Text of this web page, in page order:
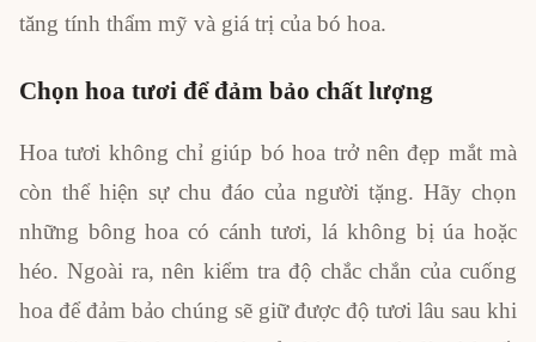
tăng tính thẩm mỹ và giá trị của bó hoa.
Chọn hoa tươi để đảm bảo chất lượng
Hoa tươi không chỉ giúp bó hoa trở nên đẹp mắt mà
còn thể hiện sự chu đáo của người tặng. Hãy chọn
những bông hoa có cánh tươi, lá không bị úa hoặc
héo. Ngoài ra, nên kiểm tra độ chắc chắn của cuống
hoa để đảm bảo chúng sẽ giữ được độ tươi lâu sau khi